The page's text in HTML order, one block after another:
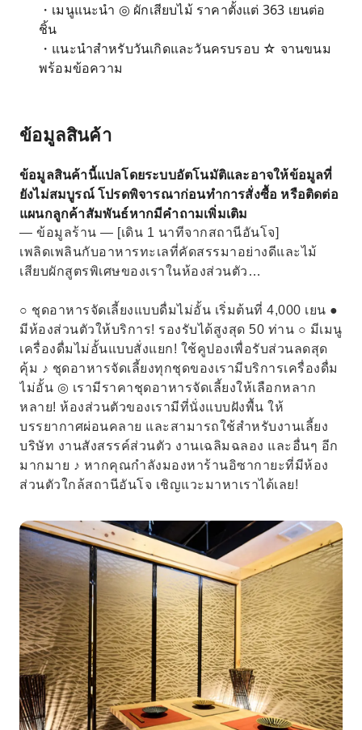
・เมนูแนะนำ ◎ ผักเสียบไม้ ราคาตั้งแต่ 363 เยนต่อ
ชิ้น
・แนะนำสำหรับวันเกิดและวันครบรอบ ☆ จานขนม
พร้อมข้อความ
ข้อมูลสินค้า
ข้อมูลสินค้านี้แปลโดยระบบอัตโนมัติและอาจให้ข้อมูลที่
ยังไม่สมบูรณ์ โปรดพิจารณาก่อนทำการสั่งซื้อ หรือติดต่อ
แผนกลูกค้าสัมพันธ์หากมีคำถามเพิ่มเติม
— ข้อมูลร้าน — [เดิน 1 นาทีจากสถานีอันโจ]
เพลิดเพลินกับอาหารทะเลที่คัดสรรมาอย่างดีและไม้
เสียบผักสูตรพิเศษของเราในห้องส่วนตัว…
○ ชุดอาหารจัดเลี้ยงแบบดื่มไม่อั้น เริ่มต้นที่ 4,000 เยน ●
มีห้องส่วนตัวให้บริการ! รองรับได้สูงสุด 50 ท่าน ○ มีเมนู
เครื่องดื่มไม่อั้นแบบสั่งแยก! ใช้คูปองเพื่อรับส่วนลดสุด
คุ้ม ♪ ชุดอาหารจัดเลี้ยงทุกชุดของเรามีบริการเครื่องดื่ม
ไม่อั้น ◎ เรามีราคาชุดอาหารจัดเลี้ยงให้เลือกหลาก
หลาย! ห้องส่วนตัวของเรามีที่นั่งแบบฝังพื้น ให้
บรรยากาศผ่อนคลาย และสามารถใช้สำหรับงานเลี้ยง
บริษัท งานสังสรรค์ส่วนตัว งานเฉลิมฉลอง และอื่นๆ อีก
มากมาย ♪ หากคุณกำลังมองหาร้านอิซากายะที่มีห้อง
ส่วนตัวใกล้สถานีอันโจ เชิญแวะมาหาเราได้เลย!